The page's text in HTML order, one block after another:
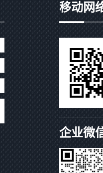
移动网
企业微